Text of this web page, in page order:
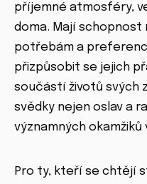
příjemné atmosféry,
doma. Mají
potřebám a
přizpůsobit se jejich
součástí životů svých
svědky nejen oslav a
významných okamžiků
Pro ty, kteří se chtějí